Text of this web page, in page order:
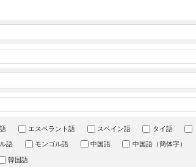
エスペラント語 スペイン語 タイ語
語
モンゴル語 中国語 中国語（簡体字）
韓国語